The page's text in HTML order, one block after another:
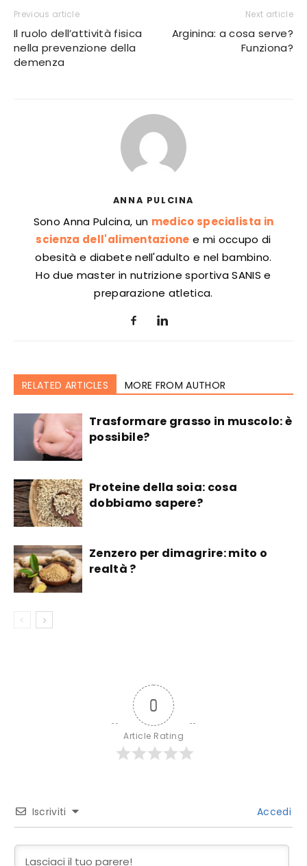
Previous article
Il ruolo dell’attività fisica
nella prevenzione della
demenza
Next article
Arginina: a cosa serve?
Funziona?
ANNA PULCINA
Sono Anna Pulcina, un medico specialista in
scienza dell'alimentazione e mi occupo di
obesità e diabete nell'adulto e nel bambino.
Ho due master in nutrizione sportiva SANIS e
preparazione atletica.
RELATED ARTICLES MORE FROM AUTHOR
Trasformare grasso in muscolo: è
possibile?
Proteine della soia: cosa
dobbiamo sapere?
Zenzero per dimagrire: mito o
realtà ?
0
Article Rating
Iscriviti Accedi